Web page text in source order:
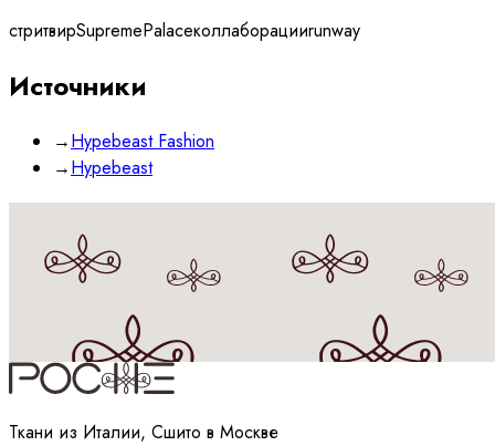
стритвирSupremePalaceколлаборацииrunway
Источники
→Hypebeast Fashion
→Hypebeast
Принимаюполитикуобработки данных
Ткани из Италии, Сшито в Москве